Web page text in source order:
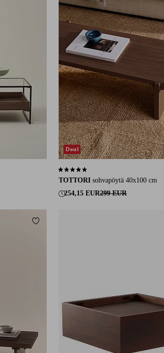
TOTTORI sohvapöytä 40x100 cm
254,15 EUR299 EUR
5,0 perustuen 2 arvosanaan
Deal
Lisää suosikkeihin